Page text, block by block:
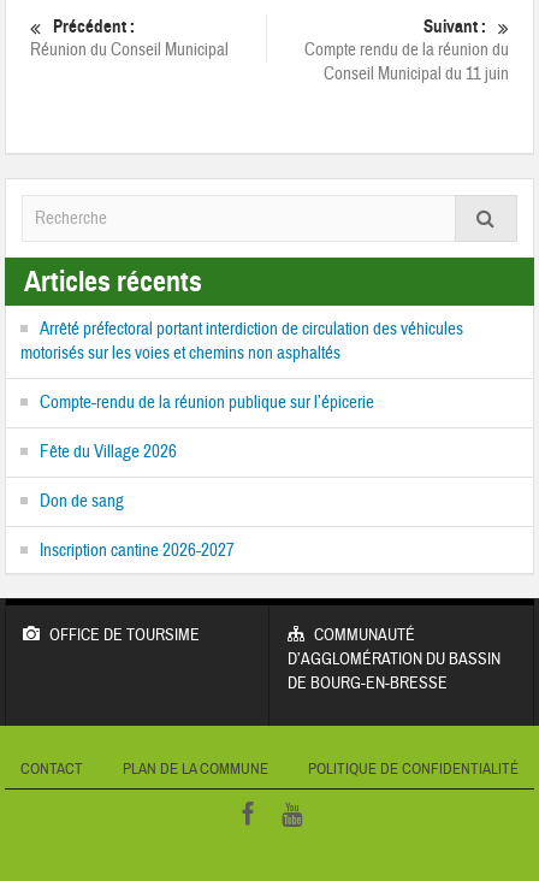
Précédent :
Réunion du Conseil Municipal
Suivant :
Compte rendu de la réunion du
Conseil Municipal du 11 juin
Articles récents
Arrêté préfectoral portant interdiction de circulation des véhicules
motorisés sur les voies et chemins non asphaltés
Compte-rendu de la réunion publique sur l’épicerie
Fête du Village 2026
Don de sang
Inscription cantine 2026-2027
OFFICE DE TOURSIME
COMMUNAUTÉ
D’AGGLOMÉRATION DU BASSIN
DE BOURG-EN-BRESSE
CONTACT PLAN DE LA COMMUNE POLITIQUE DE CONFIDENTIALITÉ